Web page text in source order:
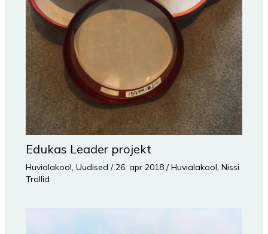
Edukas Leader projekt
Huvialakool, Uudised /26. apr 2018 /Huvialakool, Nissi
Trollid